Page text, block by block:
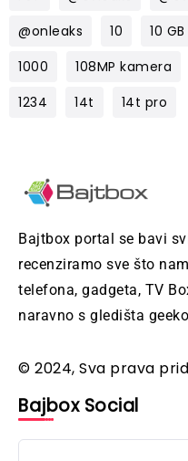
@onleaks
10 10
1000
108MP kamera
1234
14t 14t pro
Bajtbox portal se bavi
recenziramo sve što
telefona, gadgeta, TV
naravno s gledišta
© 2024, Sva prava
Bajbox Social